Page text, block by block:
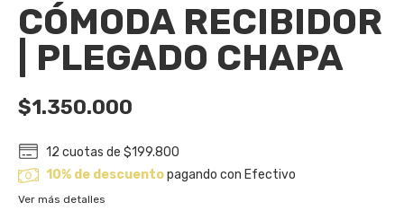
CÓMODA RECIBIDOR
| PLEGADO CHAPA
$1.350.000
12 cuotas de$199.800
10% de descuentopagando con Efectivo
Ver más detalles